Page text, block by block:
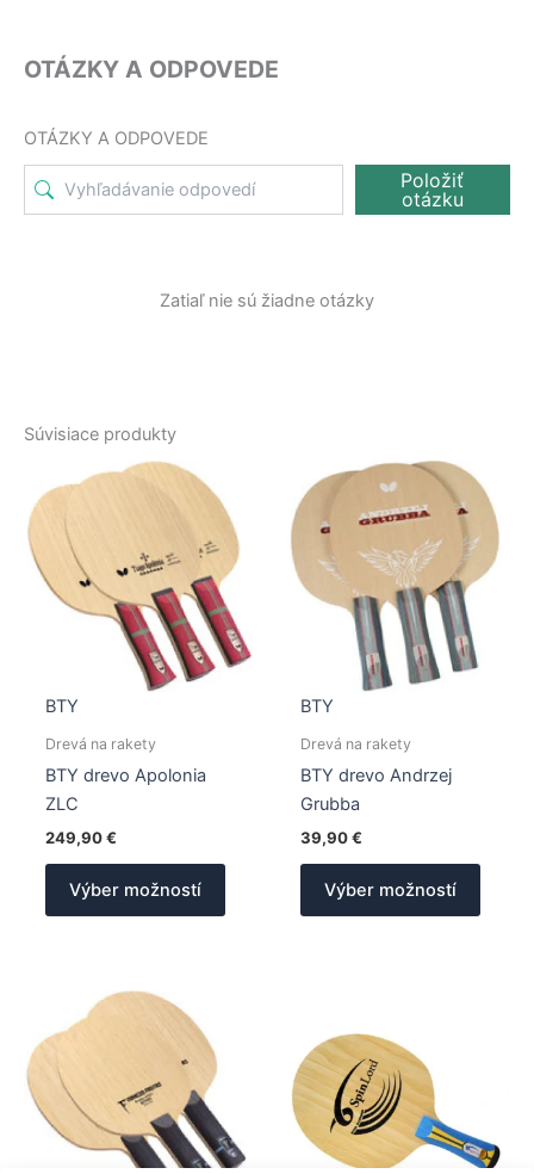
OTÁZKY A ODPOVEDE
OTÁZKY A ODPOVEDE
Položiť
otázku
Zatiaľ nie sú žiadne otázky
Súvisiace produkty
BTY
Drevá na rakety
BTY drevo Apolonia
ZLC
249,90€
Výber možností
Tento
na
stránke
BTY
Drevá na rakety
BTY drevo Andrzej
Grubba
39,90€
Výber možností
Tento